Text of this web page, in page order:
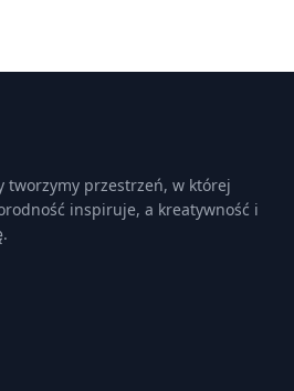
tworzymy przestrzeń, w której
inspiruje, a kreatywność i